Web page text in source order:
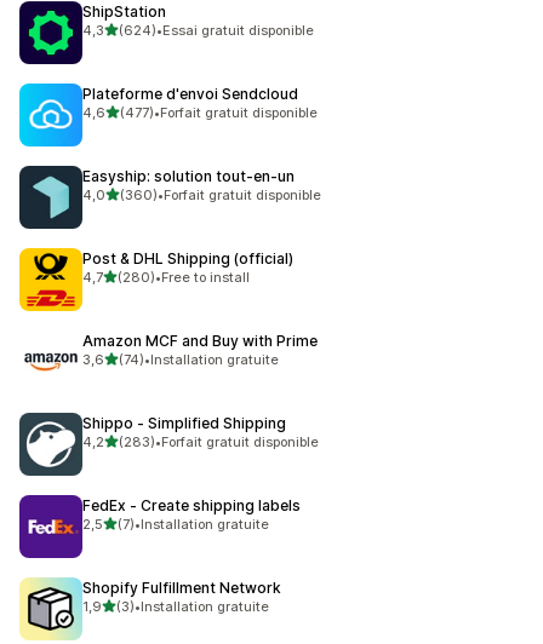
ShipStation
4,3étoile(s) sur 5
(624)
624 avis au total
•Essai gratuit disponible
Plateforme d'envoi Sendcloud
4,6étoile(s) sur 5
(477)
477 avis au total
•Forfait gratuit disponible
Easyship: solution tout‑en‑un
4,0étoile(s) sur 5
(360)
360 avis au total
•Forfait gratuit disponible
Post & DHL Shipping (official)
4,7étoile(s) sur 5
(280)
280 avis au total
•Free to install
Amazon MCF and Buy with Prime
3,6étoile(s) sur 5
(74)
74 avis au total
•Installation gratuite
Shippo ‑ Simplified Shipping
4,2étoile(s) sur 5
(283)
283 avis au total
•Forfait gratuit disponible
FedEx ‑ Create shipping labels
2,5étoile(s) sur 5
(7)
7 avis au total
•Installation gratuite
Shopify Fulfillment Network
1,9étoile(s) sur 5
(3)
3 avis au total
•Installation gratuite